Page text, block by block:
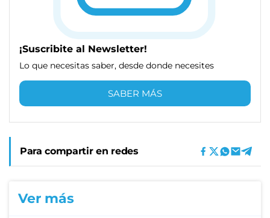
¡Suscribite al Newsletter!
Lo que necesitas saber, desde donde necesites
SABER MÁS
Para compartir en redes
Ver más